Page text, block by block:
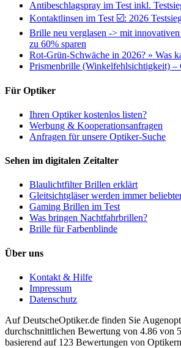
Antibeschlagspray im Test inkl.
Kontaktlinsen im Test ☑️: 2026
Brille neu verglasen -> mit
zu 60% sparen
Rot-Grün-Schwäche in 2026? » Was
Prismenbrille (Winkelfehlsichtigkeit) –
Für Optiker
Ihren Optiker kostenlos listen?
Werbung & Kooperationsanfragen
Anfragen für unsere Optiker-Suche
Sehen im digitalen Zeitalter
Blaulichtfilter Brillen erklärt
Gleitsichtgläser werden immer
Gaming Brillen im Test
Was bringen Nachtfahrbrillen?
Brille für Farbenblinde
Über uns
Kontakt & Hilfe
Impressum
Datenschutz
AufDeutscheOptiker.de finden Sie
durchschnittlichen Bewertung von 4.86 von
basierend auf 123 Bewertungen von